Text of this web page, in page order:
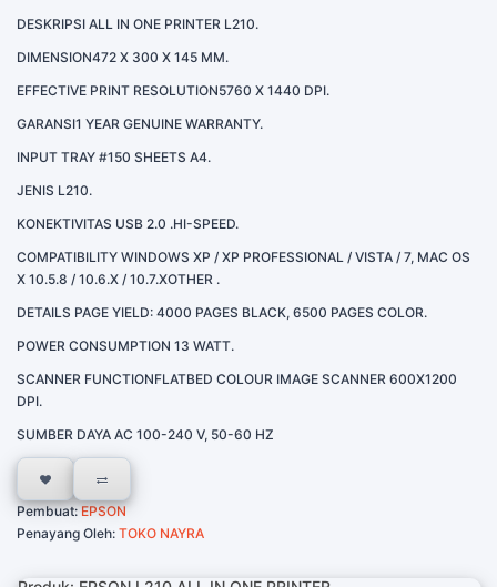
DESKRIPSI ALL IN ONE PRINTER L210.
DIMENSION472 X 300 X 145 MM.
EFFECTIVE PRINT RESOLUTION5760 X 1440 DPI.
GARANSI1 YEAR GENUINE WARRANTY.
INPUT TRAY #150 SHEETS A4.
JENIS L210.
KONEKTIVITAS USB 2.0 .HI-SPEED.
COMPATIBILITY WINDOWS XP / XP PROFESSIONAL / VISTA / 7, MAC OS
X 10.5.8 / 10.6.X / 10.7.XOTHER .
DETAILS PAGE YIELD: 4000 PAGES BLACK, 6500 PAGES COLOR.
POWER CONSUMPTION 13 WATT.
SCANNER FUNCTIONFLATBED COLOUR IMAGE SCANNER 600X1200
DPI.
SUMBER DAYA AC 100-240 V, 50-60 HZ
Pembuat:EPSON
Penayang Oleh: TOKO NAYRA